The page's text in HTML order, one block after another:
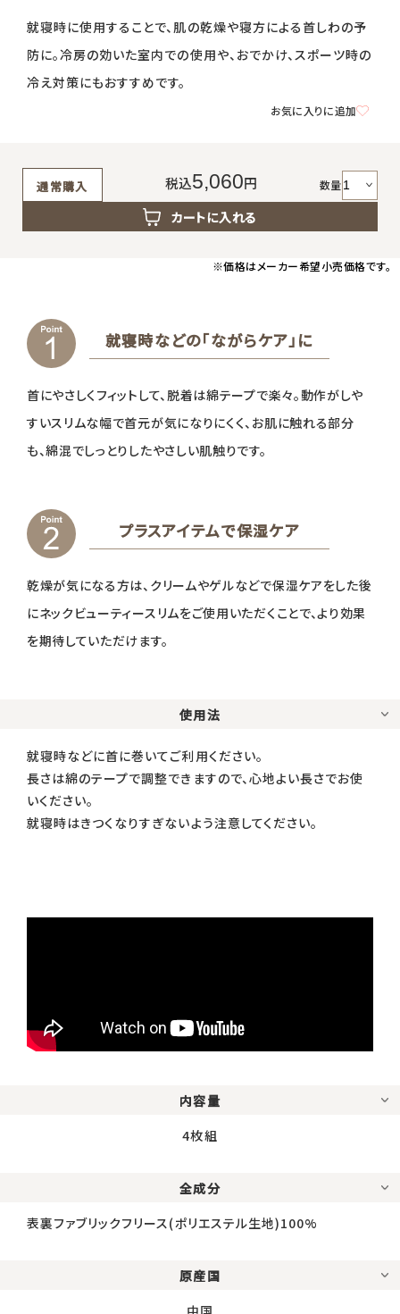
送料・配送について
返品・交換・キャンセルについて
就寝時に使用することで、肌の乾燥や寝方による首しわの予
防に。冷房の効いた室内での使用や、おでかけ、スポーツ時の
冷え対策にもおすすめです。
お気に入りに追加
通常購入 税込5,060円 数量
カートに入れる
※価格はメーカー希望小売価格です。
就寝時などの「ながらケア」に
首にやさしくフィットして、脱着は綿テープで楽々。動作がしや
すいスリムな幅で首元が気になりにくく、お肌に触れる部分
も、綿混でしっとりしたやさしい肌触りです。
プラスアイテムで保湿ケア
乾燥が気になる方は、クリームやゲルなどで保湿ケアをした後
にネックビューティースリムをご使用いただくことで、より効果
を期待していただけます。
使用法
就寝時などに首に巻いてご利用ください。
長さは綿のテープで調整できますので、心地よい長さでお使
いください。
就寝時はきつくなりすぎないよう注意してください。
内容量
4枚組
全成分
表裏ファブリックフリース(ポリエステル生地)100%
原産国